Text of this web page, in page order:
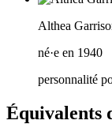
Althea
né·e en 1940
personnalité
Équivalents